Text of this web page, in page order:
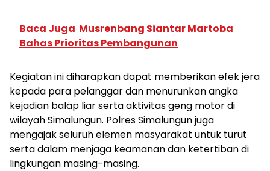
Baca Juga Musrenbang Siantar Martoba
Bahas Prioritas Pembangunan
Kegiatan ini diharapkan dapat memberikan efek jera
kepada para pelanggar dan menurunkan angka
kejadian balap liar serta aktivitas geng motor di
wilayah Simalungun. Polres Simalungun juga
mengajak seluruh elemen masyarakat untuk turut
serta dalam menjaga keamanan dan ketertiban di
lingkungan masing-masing.